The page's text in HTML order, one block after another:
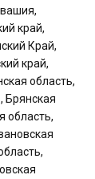
край,
Край,
край,
область,
Брянская
область,